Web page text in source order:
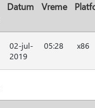
Datum Vreme
02-jul-
2019
05:28 x86